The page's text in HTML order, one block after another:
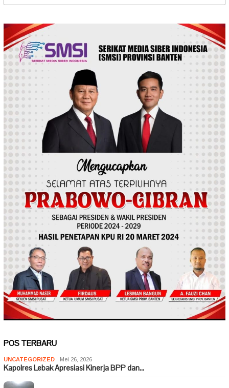
untuk:
POS TERBARU
UNCATEGORIZED Mei 26, 2026
Kapolres Lebak Apresiasi Kinerja BPP dan…